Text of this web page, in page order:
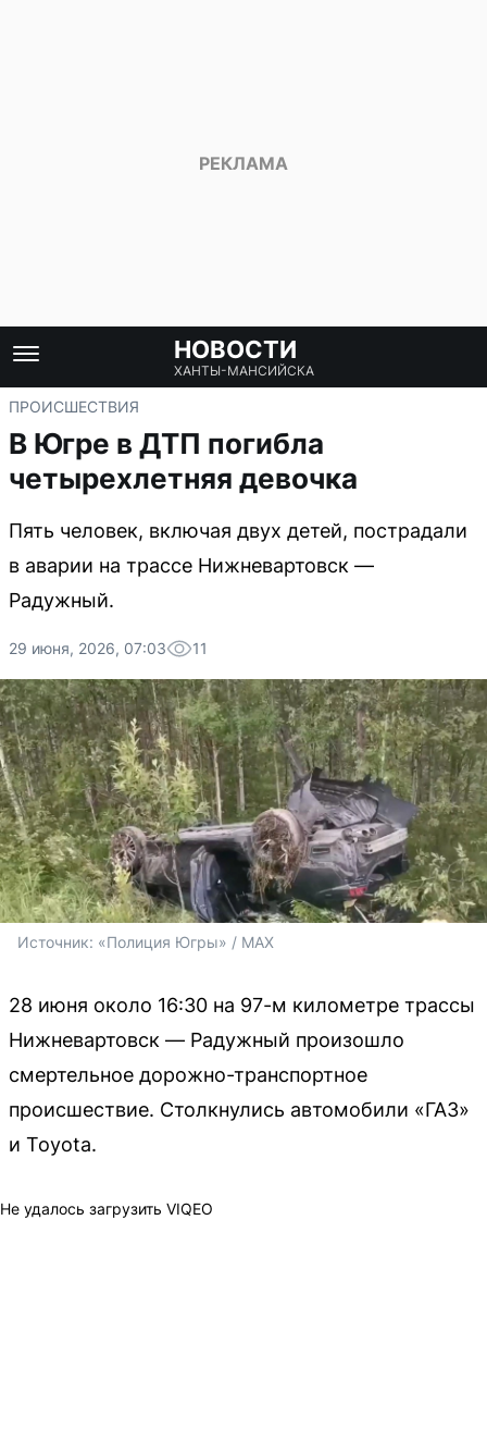
НОВОСТИ
ХАНТЫ-МАНСИЙСКА
ПРОИСШЕСТВИЯ
В Югре в ДТП погибла
четырехлетняя девочка
Пять человек, включая двух детей, пострадали
в аварии на трассе Нижневартовск —
Радужный.
29 июня, 2026, 07:03 11
Источник: «Полиция Югры» / MAX
28 июня около 16:30 на 97-м километре трассы
Нижневартовск — Радужный произошло
смертельное дорожно-транспортное
происшествие. Столкнулись автомобили «ГАЗ»
и Toyota.
Не удалось загрузить VIQEO